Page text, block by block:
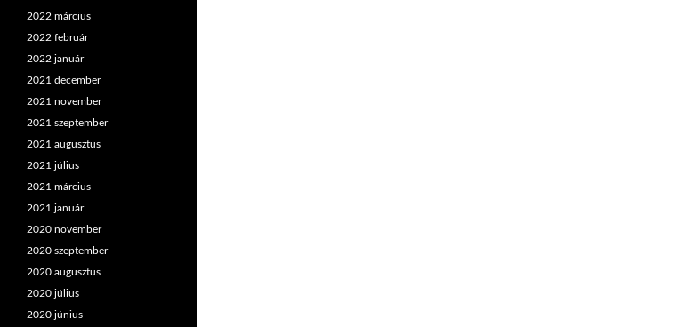
2022 március
2022 február
2022 január
2021 december
2021 november
2021 szeptember
2021 augusztus
2021 július
2021 március
2021 január
2020 november
2020 szeptember
2020 augusztus
2020 július
2020 június